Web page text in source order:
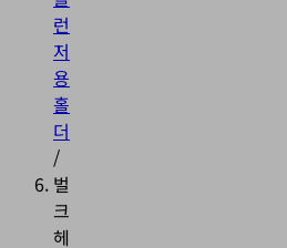
런
저
용
홀
더
/
벌
크
헤